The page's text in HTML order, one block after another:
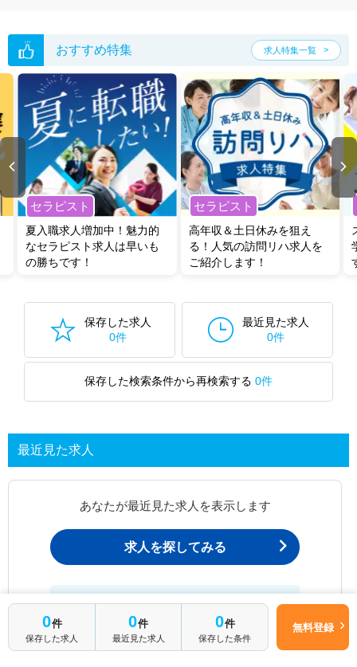
おすすめ特集 求人特集一覧
セラピスト
夏入職求人増加中！魅力的
なセラピスト求人は早いも
の勝ちです！
セラピスト
高年収＆土日休みを狙え
る！人気の訪問リハ求人を
ご紹介します！
保存した求人
0件
最近見た求人
0件
保存した検索条件から再検索する 0件
最近見た求人
あなたが最近見た求人を表示します
求人を探してみる
最近見た求人一覧ページから、
お問い合わせが可能です。
0件
保存した求人
0件
最近見た求人
0件
保存した条件
無料登録